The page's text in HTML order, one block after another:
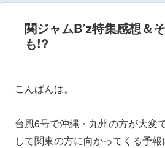
関ジャムB’z特集感想＆
も!?
こんばんは。
台風6号で沖縄・九州の方が大変
して関東の方に向かってくる予報